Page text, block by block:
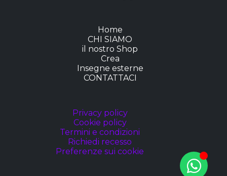
Home
CHI SIAMO
il nostro Shop
Crea
Insegne esterne
CONTATTACI
Privacy policy
Cookie policy
Termini e condizioni
Richiedi recesso
Preferenze sui cookie